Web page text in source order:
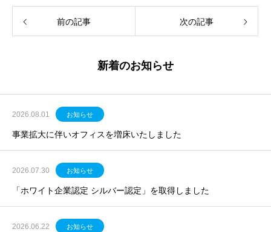
前の記事 次の記事
新着のお知らせ
2026.08.01 お知らせ
事業拡大に伴いオフィスを増床いたしました
2026.07.30 お知らせ
「ホワイト企業認定 シルバー認定」を取得しました
2026.06.22 お知らせ